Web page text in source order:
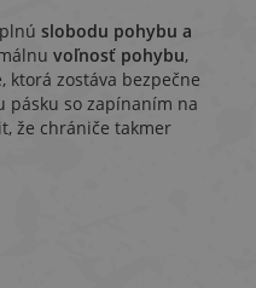
slobodu pohybu a
voľnosť pohybu,
zostáva bezpečne
pásku so zapínaním na
že chrániče takmer